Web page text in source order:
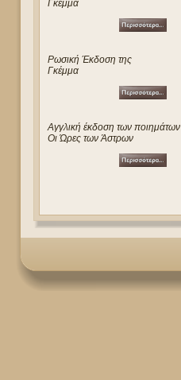
Γκέμμα
Ρωσική Έκδοση της
Γκέμμα
Αγγλική έκδοση των ποιημάτων
Οι Ώρες των Άστρων